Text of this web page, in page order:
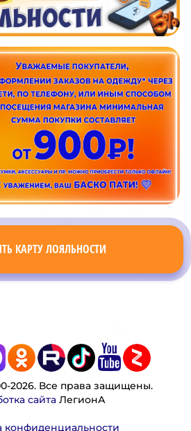
КАРТУ ЛОЯЛЬНОСТИ
2026. Все права защищены.
сайтаЛегионА
конфиденциальности